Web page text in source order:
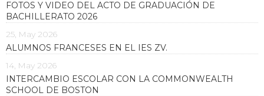
FOTOS Y VIDEO DEL ACTO DE GRADUACIÓN DE
BACHILLERATO 2026
25, May 2026
ALUMNOS FRANCESES EN EL IES ZV.
14, May 2026
INTERCAMBIO ESCOLAR CON LA COMMONWEALTH
SCHOOL DE BOSTON